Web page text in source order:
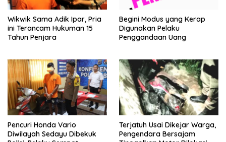
Wikwik Sama Adik Ipar, Pria
ini Terancam Hukuman 15
Tahun Penjara
Begini Modus yang Kerap
Digunakan Pelaku
Penggandaan Uang
Pencuri Honda Vario
Diwilayah Sedayu Dibekuk
Terjatuh Usai Dikejar Warga,
Pengendara Bersajam